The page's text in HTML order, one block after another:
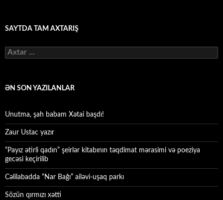
SAYTDA TAM AXTARIŞ
Axtarış:
ƏN SON YAZILANLAR
Unutma, şah babam Xətai başdı!
Zaur Ustac yazır
“Payız ətirli qadın” şeirlər kitabının təqdimat mərasimi və poeziya
gecəsi keçirilib
Cəlilabadda “Nar Bağı” ailəvi-uşaq parkı
Sözün qırmızı xətti